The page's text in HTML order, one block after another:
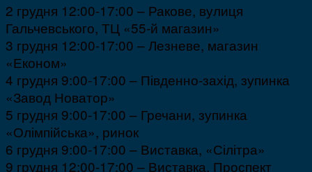
2 грудня 12:00-17:00 – Ракове, вулиця
Гальчевського, ТЦ «55-й магазин»
3 грудня 12:00-17:00 – Лезневе, магазин
«Економ»
4 грудня 9:00-17:00 – Південно-захід, зупинка
«Завод Новатор»
5 грудня 9:00-17:00 – Гречани, зупинка
«Олімпійська», ринок
6 грудня 9:00-17:00 – Виставка, «Сілітра»
9 грудня 12:00-17:00 – Виставка, Проспект